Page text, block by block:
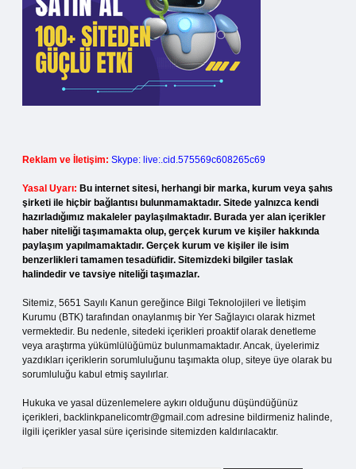
Reklam ve İletişim: Skype: live:.cid.575569c608265c69
Yasal Uyarı: Bu internet sitesi, herhangi bir marka, kurum veya şahıs
şirketi ile hiçbir bağlantısı bulunmamaktadır. Sitede yalnızca kendi
hazırladığımız makaleler paylaşılmaktadır. Burada yer alan içerikler
haber niteliği taşımamakta olup, gerçek kurum ve kişiler hakkında
paylaşım yapılmamaktadır. Gerçek kurum ve kişiler ile isim
benzerlikleri tamamen tesadüfidir. Sitemizdeki bilgiler taslak
halindedir ve tavsiye niteliği taşımazlar.
Sitemiz, 5651 Sayılı Kanun gereğince Bilgi Teknolojileri ve İletişim
Kurumu (BTK) tarafından onaylanmış bir Yer Sağlayıcı olarak hizmet
vermektedir. Bu nedenle, sitedeki içerikleri proaktif olarak denetleme
veya araştırma yükümlülüğümüz bulunmamaktadır. Ancak, üyelerimiz
yazdıkları içeriklerin sorumluluğunu taşımakta olup, siteye üye olarak bu
sorumluluğu kabul etmiş sayılırlar.
Hukuka ve yasal düzenlemelere aykırı olduğunu düşündüğünüz
içerikleri, backlinkpanelicomtr@gmail.com adresine bildirmeniz halinde,
ilgili içerikler yasal süre içerisinde sitemizden kaldırılacaktır.